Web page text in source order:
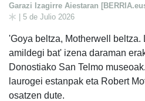
Garazi Izagirre Aiestaran
| 5 de Julio 2026
'Goya beltza, Motherwell
amildegi bat' izena daraman
Donostiako San Telmo
laurogei estanpak eta Robert
osatzen dute.